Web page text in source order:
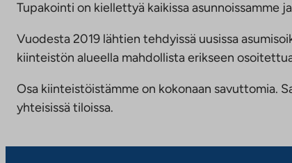
Tupakointi on kiellettyä kaikissa asunnoissamme
Vuodesta 2019 lähtien tehdyissä uusissa
kiinteistön alueella mahdollista erikseen
Osa kiinteistöistämme on kokonaan savuttomia.
yhteisissä tiloissa.